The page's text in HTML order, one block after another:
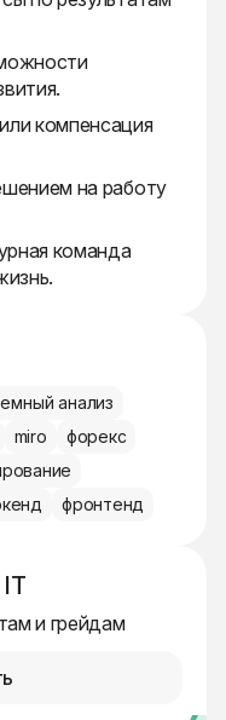
компенсация
на работу
команда
анализ
miro
форекс
фронтенд
и грейдам